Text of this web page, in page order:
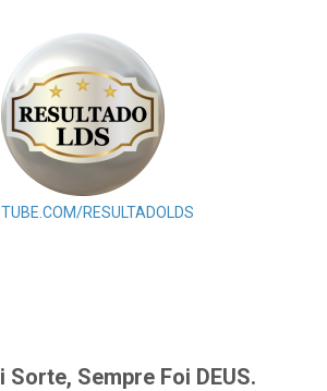
RESULTADOLDS
Sorte, Sempre Foi DEUS.